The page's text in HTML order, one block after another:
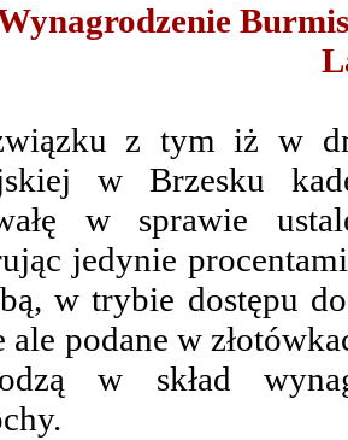
z tym iż w
w Brzesku
w sprawie
jedynie
w trybie dostępu
ale podane w
w skład